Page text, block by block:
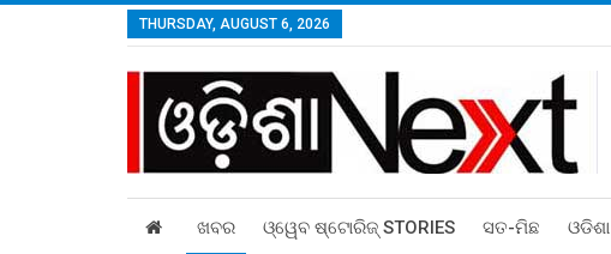
THURSDAY, AUGUST 6, 2026
ଖବର ଓ୍ୱେବ ଷ୍ଟୋରିଜ୍‌ STORIES ସତ-ମିଛ ଓଡିଶା